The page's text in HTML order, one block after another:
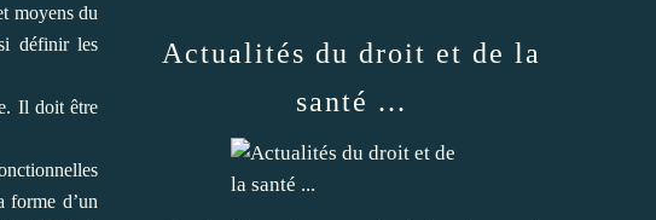
moyens du
définir les
Il doit être
forme d’un
Actualités du droit et de la
santé ...